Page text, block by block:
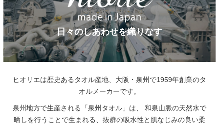
日々のしあわせを織りなす
ヒオリエは歴史あるタオル産地、大阪・泉州で1959年創業のタ
オルメーカーです。
泉州地方で生産される「泉州タオル」は、
和泉山脈の天然水で
晒しを行うことで生まれる、抜群の吸水性と肌なじみの良い柔